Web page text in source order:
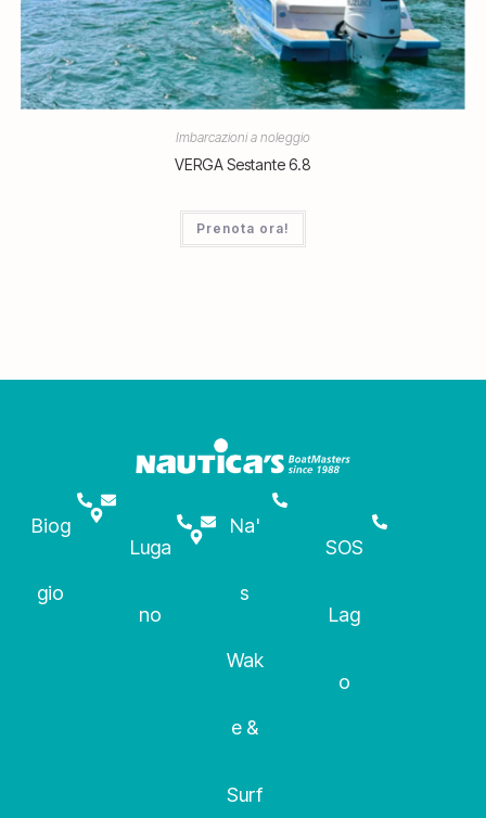
Imbarcazioni a noleggio
VERGA Sestante 6.8
Prenota ora!
Biog
gio
Luga
no
Na'
s
Wak
e &
Surf
SOS
Lag
o